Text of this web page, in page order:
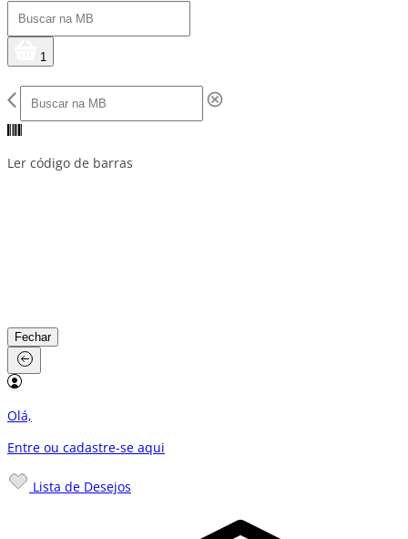
1
Ler código de barras
Fechar
Olá,
Entre ou cadastre-se aqui
Lista de Desejos